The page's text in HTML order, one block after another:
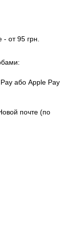
от 95 грн.
або Apple Pay
почте (по